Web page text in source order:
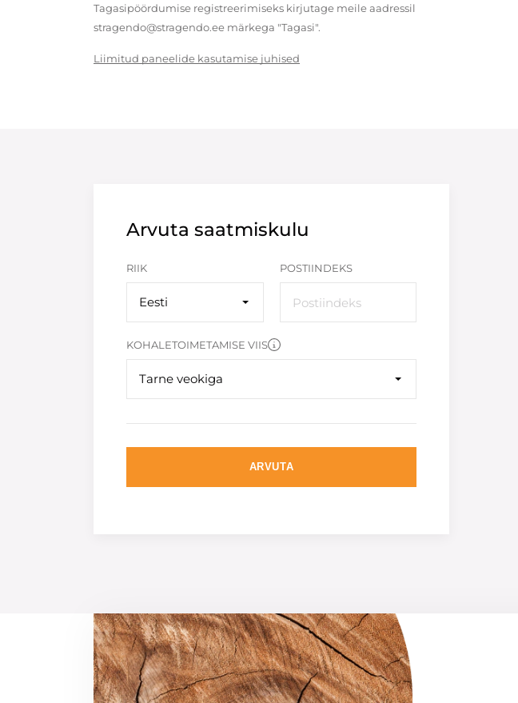
Tagasipöördumise registreerimiseks kirjutage meile aadressil
stragendo@stragendo.ee märkega "Tagasi".
Liimitud paneelide kasutamise juhised
Arvuta saatmiskulu
RIIK
Eesti
POSTIINDEKS
KOHALETOIMETAMISE VIIS
Tarne veokiga
ARVUTA